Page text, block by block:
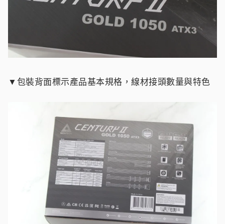
▼包裝背面標示產品基本規格，線材接頭數量與特色